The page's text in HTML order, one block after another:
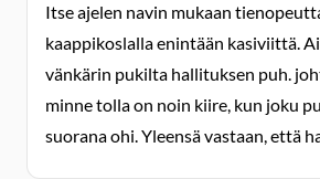
Itse ajelen navin mukaan
kaappikoslalla enintään kasiviittä.
vänkärin pukilta hallituksen puh.
minne tolla on noin kiire, kun joku
suorana ohi. Yleensä vastaan, että